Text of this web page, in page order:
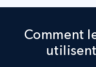
Comment